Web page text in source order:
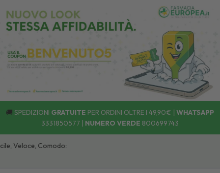
🚚 SPEDIZIONI GRATUITE PER ORDINI OLTRE I 49,90€ | WHATSAPP
3331850577 | NUMERO VERDE 800699743
Veloce, Comodo: